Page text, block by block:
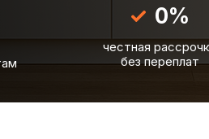
0%
честная
без переплат